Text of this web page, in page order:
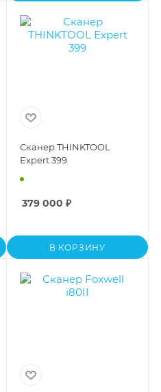
Сканер THINKTOOL
Expert 399
379 000 ₽
В КОРЗИНУ